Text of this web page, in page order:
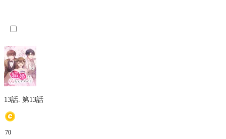
13話. 第13話
70